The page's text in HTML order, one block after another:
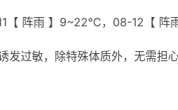
阵雨 】9~22℃，08-12【 阵
发过敏，除特殊体质外，无需担